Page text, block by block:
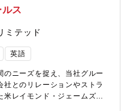
性2名の構成です。30代から
ち着いた雰囲気のチームで
ージャーを目指していただ
により、他の保険ラインの
の転向も可能です。社内公
害サービス部門への挑戦も
外資系損害保険会社：同社は
迎え、安定した財務基盤を
国で事業を展開する世界最
ス
ミテッド
英語
のニーズを捉え、当社グルー
とのリレーションやストラ
米レイモンド・ジェームズ・